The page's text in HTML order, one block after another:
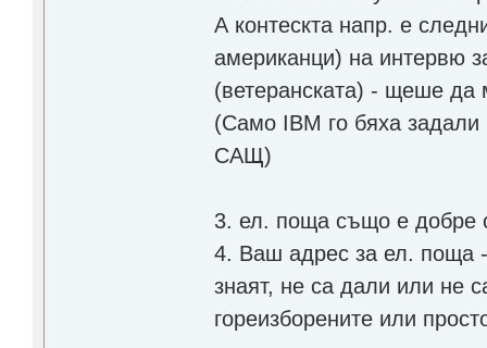
А контескта напр. е
американци) на интервю
(ветеранската) - щеше да
(Само IBM го бяха
САЩ)
3. ел. поща също е добре
4. Ваш адрес за ел. поща -
знаят, не са дали или не
гореизборените или